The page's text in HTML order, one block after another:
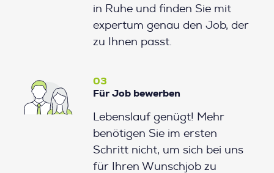
in Ruhe und finden Sie mit
expertum genau den Job, der
zu Ihnen passt.
03
Für Job bewerben
Lebenslauf genügt! Mehr
benötigen Sie im ersten
Schritt nicht, um sich bei uns
für Ihren Wunschjob zu